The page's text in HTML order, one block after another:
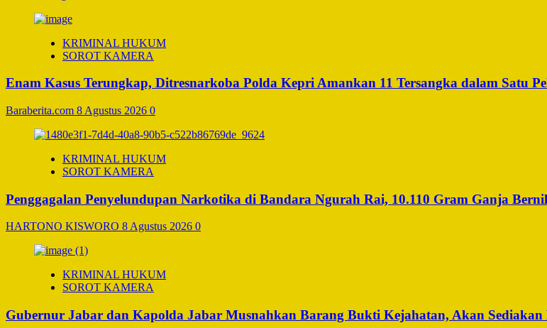
KRIMINAL HUKUM
SOROT KAMERA
Enam Kasus Terungkap, Ditresnarkoba Polda Kepri Amankan 11 Tersangka dalam Satu
Baraberita.com 8 Agustus 2026 0
KRIMINAL HUKUM
SOROT KAMERA
Penggagalan Penyelundupan Narkotika di Bandara Ngurah Rai, 10.110 Gram Ganja
HARTONO KISWORO 8 Agustus 2026 0
KRIMINAL HUKUM
SOROT KAMERA
Gubernur Jabar dan Kapolda Jabar Musnahkan Barang Bukti Kejahatan, Akan